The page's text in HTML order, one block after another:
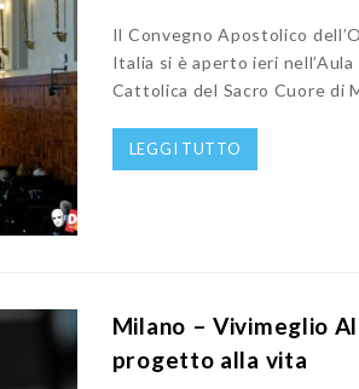
Il Convegno Apostolico
Italia si è aperto ieri
Cattolica del Sacro Cuore di
LEGGI TUTTO
Milano – Vivimeglio
progetto alla vita